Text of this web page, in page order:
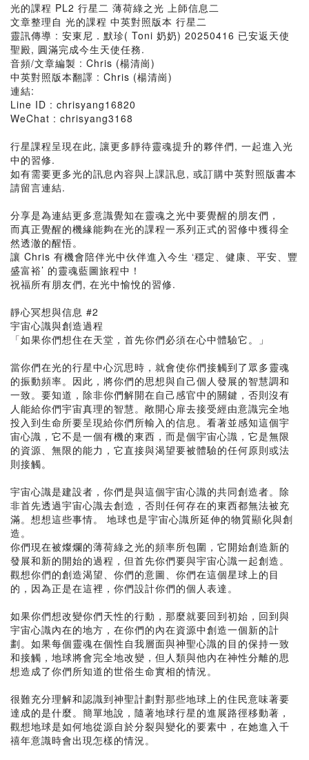
光的課程 PL2 行星二 薄荷綠之光 上師信息二
文章整理自 光的課程 中英對照版本 行星二
靈訊傳導 : 安東尼．默珍( Toni 奶奶) 20250416 已安返天使
聖殿, 圓滿完成今生天使任務.
音頻/文章編製 : Chris (楊清崗)
中英對照版本翻譯 : Chris (楊清崗)
連結:
Line ID : chrisyang16820
WeChat : chrisyang3168
行星課程呈現在此, 讓更多靜待靈魂提升的夥伴們, 一起進入光
中的習修.
如有需要更多光的訊息內容與上課訊息, 或訂購中英對照版書本
請留言連結.
分享是為連結更多意識覺知在靈魂之光中要覺醒的朋友們，
而真正覺醒的機緣能夠在光的課程一系列正式的習修中獲得全
然透澈的醒悟。
讓 Chris 有機會陪伴光中伙伴進入今生 ‘穩定、健康、平安、豐
盛富裕’ 的靈魂藍圖旅程中！
祝福所有朋友們, 在光中愉悅的習修.
靜心冥想與信息 #2
宇宙心識與創造過程
「如果你們想住在天堂，首先你們必須在心中體驗它。」
當你們在光的行星中心沉思時，就會使你們接觸到了眾多靈魂
的振動頻率。因此，將你們的思想與自己個人發展的智慧調和
一致。要知道，除非你們解開在自己感官中的關鍵，否則沒有
人能給你們宇宙真理的智慧。敞開心扉去接受經由意識完全地
投入到生命所要呈現給你們所輸入的信息。看著並感知這個宇
宙心識，它不是一個有機的東西，而是個宇宙心識，它是無限
的資源、無限的能力，它直接與渴望要被體驗的任何原則或法
則接觸。
宇宙心識是建設者，你們是與這個宇宙心識的共同創造者。除
非首先透過宇宙心識去創造，否則任何存在的東西都無法被充
滿。想想這些事情。 地球也是宇宙心識所延伸的物質顯化與創
造。
你們現在被燦爛的薄荷綠之光的頻率所包圍，它開始創造新的
發展和新的開始的過程，但首先你們要與宇宙心識一起創造。
觀想你們的創造渴望、你們的意圖、你們在這個星球上的目
的，因為正是在這裡，你們設計你們的個人表達。
如果你們想改變你們天性的行動，那麼就要回到初始，回到與
宇宙心識內在的地方，在你們的內在資源中創造一個新的計
劃。如果每個靈魂在個性自我層面與神聖心識的目的保持一致
和接觸，地球將會完全地改變，但人類與他內在神性分離的思
想造成了你們所知道的世俗生命實相的情況。
很難充分理解和認識到神聖計劃對那些地球上的住民意味著要
達成的是什麼。簡單地說，隨著地球行星的進展路徑移動著，
觀想地球是如何地從源自於分裂與變化的要素中，在她進入千
禧年意識時會出現怎樣的情況。